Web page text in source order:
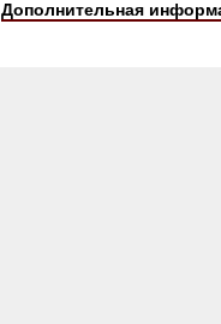
Дополнительная